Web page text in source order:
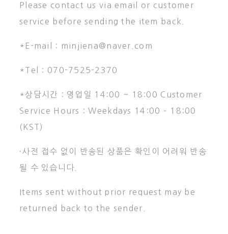
Please contact us via email or customer
service before sending the item back.
*E-mail : minjiena@naver.com
*Tel : 070-7525-2370
*상담시간 : 영업일 14:00 ~ 18:00 Customer
Service Hours : Weekdays 14:00 – 18:00
(KST)
·사전 접수 없이 반송된 상품은 확인이 어려워 반송
될 수 있습니다.
Items sent without prior request may be
returned back to the sender.